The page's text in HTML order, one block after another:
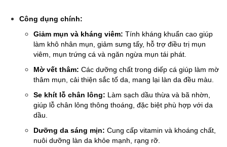
Công dụng chính:
Giảm mụn và kháng viêm: Tính kháng khuẩn cao giúp
làm khô nhân mụn, giảm sưng tấy, hỗ trợ điều trị mụn
viêm, mụn trứng cá và ngăn ngừa mụn tái phát.
Mờ vết thâm: Các dưỡng chất trong diếp cá giúp làm mờ
thâm mụn, cải thiện sắc tố da, mang lại làn da đều màu.
Se khít lỗ chân lông: Làm sạch dầu thừa và bã nhờn,
giúp lỗ chân lông thông thoáng, đặc biệt phù hợp với da
dầu.
Dưỡng da sáng mịn: Cung cấp vitamin và khoáng chất,
nuôi dưỡng làn da khỏe mạnh, rạng rỡ.